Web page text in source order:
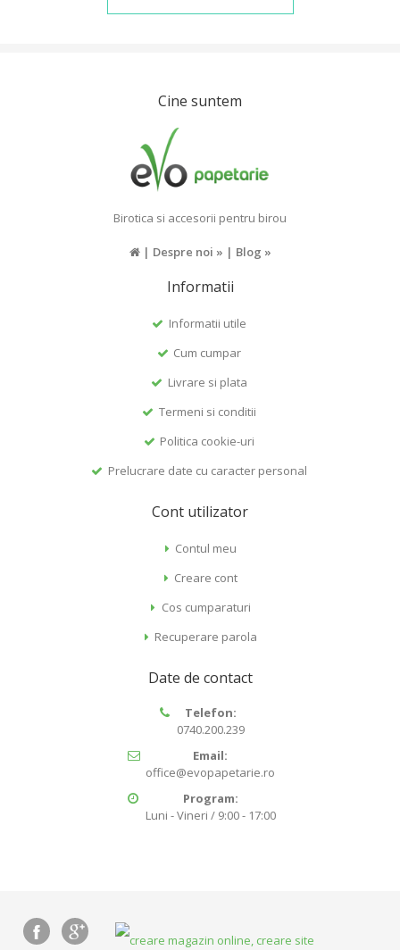
Cine suntem
Birotica si accesorii pentru birou
| Despre noi » | Blog »
Informatii
Informatii utile
Cum cumpar
Livrare si plata
Termeni si conditii
Politica cookie-uri
Prelucrare date cu caracter personal
Cont utilizator
Contul meu
Creare cont
Cos cumparaturi
Recuperare parola
Date de contact
Telefon:
0740.200.239
Email:
office@evopapetarie.ro
Program:
Luni - Vineri / 9:00 - 17:00